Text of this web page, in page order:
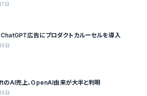
日
広告にプロダクトカルーセルを導入
日
AI売上、OpenAI由来が大半と判明
日